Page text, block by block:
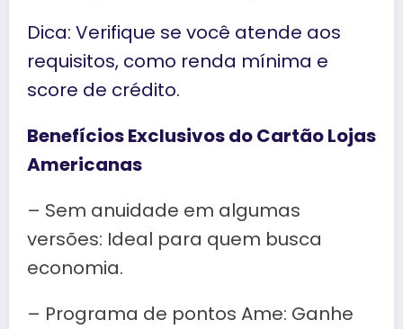
Dica: Verifique se você atende aos
requisitos, como renda mínima e
score de crédito.
Benefícios Exclusivos do Cartão Lojas
Americanas
– Sem anuidade em algumas
versões: Ideal para quem busca
economia.
– Programa de pontos Ame: Ganhe